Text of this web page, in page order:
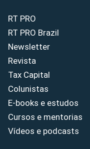
RT PRO
RT PRO Brazil
Newsletter
Revista
Tax Capital
Colunistas
E-books e estudos
Cursos e mentorias
Vídeos e podcasts